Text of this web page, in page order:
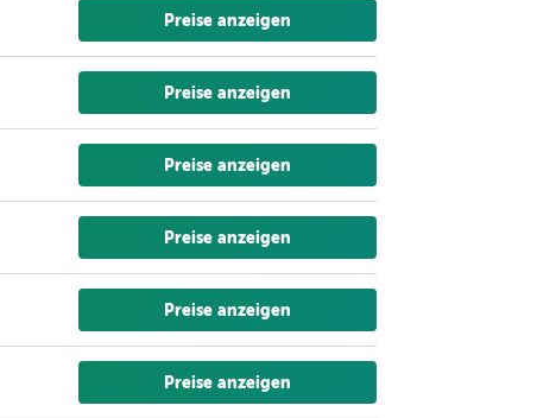
Preise anzeigen
Preise anzeigen
Preise anzeigen
Preise anzeigen
Preise anzeigen
Preise anzeigen